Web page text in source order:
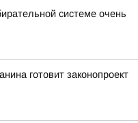
системе очень
готовит законопроект